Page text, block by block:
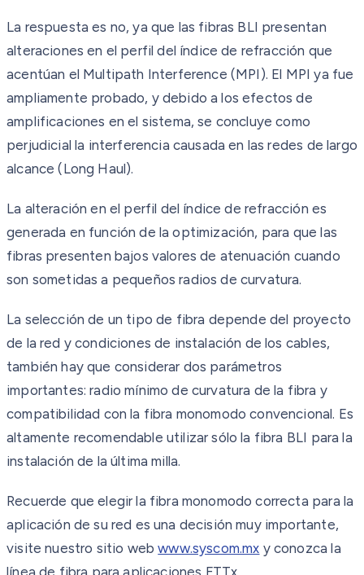
La respuesta es no, ya que las fibras BLI presentan
alteraciones en el perfil del índice de refracción que
acentúan el Multipath Interference (MPI). El MPI ya fue
ampliamente probado, y debido a los efectos de
amplificaciones en el sistema, se concluye como
perjudicial la interferencia causada en las redes de largo
alcance (Long Haul).
La alteración en el perfil del índice de refracción es
generada en función de la optimización, para que las
fibras presenten bajos valores de atenuación cuando
son sometidas a pequeños radios de curvatura.
La selección de un tipo de fibra depende del proyecto
de la red y condiciones de instalación de los cables,
también hay que considerar dos parámetros
importantes: radio mínimo de curvatura de la fibra y
compatibilidad con la fibra monomodo convencional. Es
altamente recomendable utilizar sólo la fibra BLI para la
instalación de la última milla.
Recuerde que elegir la fibra monomodo correcta para la
aplicación de su red es una decisión muy importante,
visite nuestro sitio webwww.syscom.mx y conozca la
línea de fibra para aplicaciones FTTx.